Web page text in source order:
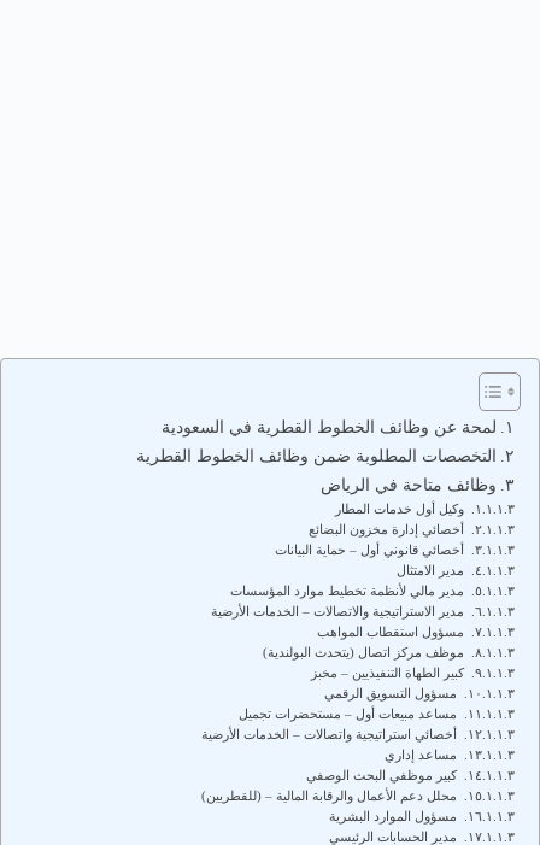
لمحة عن وظائف الخطوط القطرية في السعودية
التخصصات المطلوبة ضمن وظائف الخطوط القطرية
وظائف متاحة في الرياض
وكيل أول خدمات المطار
أخصائي إدارة مخزون البضائع
أخصائي قانوني أول – حماية البيانات
مدير الامتثال
مدير مالي لأنظمة تخطيط موارد المؤسسات
مدير الاستراتيجية والاتصالات – الخدمات الأرضية
مسؤول استقطاب المواهب
موظف مركز اتصال (يتحدث البولندية)
كبير الطهاة التنفيذيين – مخبز
مسؤول التسويق الرقمي
مساعد مبيعات أول – مستحضرات تجميل
أخصائي استراتيجية واتصالات – الخدمات الأرضية
مساعد إداري
كبير موظفي البحث الوصفي
محلل دعم الأعمال والرقابة المالية – (للقطريين)
مسؤول الموارد البشرية
مدير الحسابات الرئيسي